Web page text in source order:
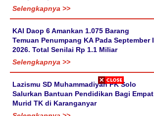
Selengkapnya >>
KAI Daop 6 Amankan 1.075 Barang
Temuan Penumpang KA Pada September I
2026. Total Senilai Rp 1.1 Miliar
Selengkapnya >>
Lazismu SD Muhammadiyah PK Solo
Salurkan Bantuan Pendidikan Bagi Empat
Murid TK di Karanganyar